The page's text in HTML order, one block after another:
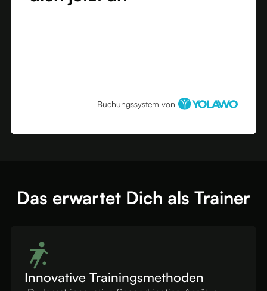
Buchungssystem von
Das erwartet Dich als Trainer
Innovative Trainingsmethoden